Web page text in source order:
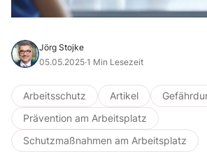
Jörg Stojke
05.05.2025·1 Min Lesezeit
Arbeitsschutz Artikel
Prävention am Arbeitsplatz
Schutzmaßnahmen am Arbeitsplatz